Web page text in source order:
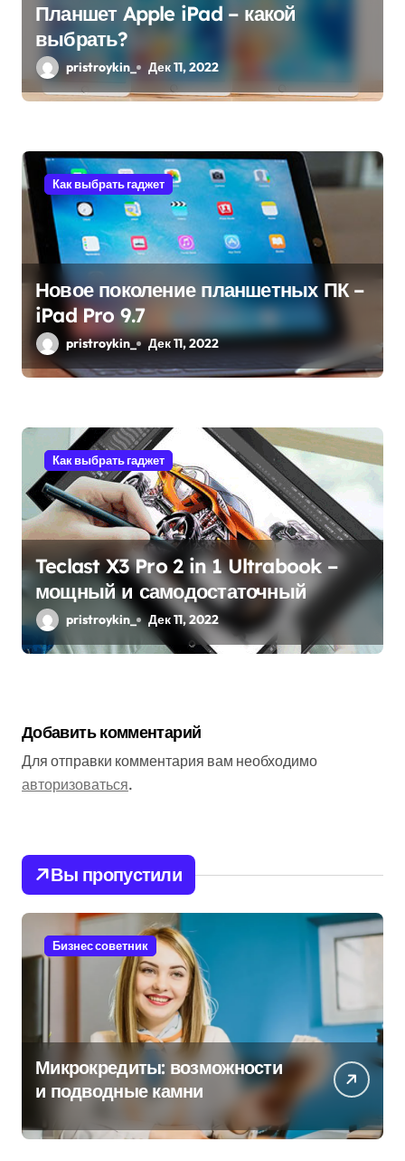
п
с
я
м
Планшет Apple iPad – какой
выбрать?
pristroykin_ Дек 11, 2022
Как выбрать гаджет
Новое поколение планшетных ПК –
iPad Pro 9.7
pristroykin_ Дек 11, 2022
Как выбрать гаджет
Teclast X3 Pro 2 in 1 Ultrabook –
мощный и самодостаточный
pristroykin_ Дек 11, 2022
Добавить комментарий
Для отправки комментария вам необходимо
авторизоваться.
Вы пропустили
Бизнес советник
Микрокредиты: возможности
и подводные камни